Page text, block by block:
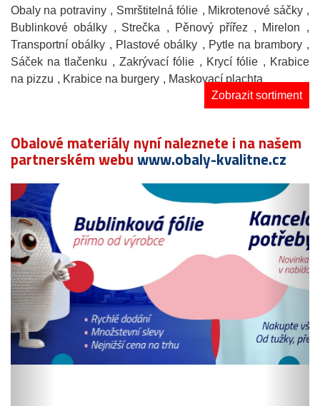
Obaly na potraviny , Smrštitelná fólie , Mikrotenové sáčky ,
Bublinkové obálky
, Strečka , Pěnový přířez , Mirelon
,
Transportní obálky , Plastové obálky , Pytle na brambory ,
Sáček na tlačenku , Zakrývací fólie , Krycí fólie , Krabice
na pizzu , Krabice na burgery , Maskovací plachta
Zobrazit sortiment
Obalové materiály nyní naleznete i na našem
partnerském webuwww.obaly-kvalitne.cz
Předchozí